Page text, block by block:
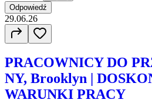
Odpowiedź
29.06.26
PRACOWNICY DO
NY, Brooklyn |
WARUNKI PRACY